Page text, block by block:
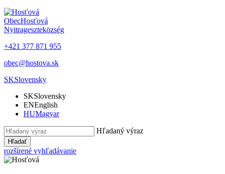
ObecHosťová
Nyitrageszteközség
+421 377 871 955
obec@hostova.sk
SKSlovensky
SKSlovensky
ENEnglish
HUMagyar
Hľadaný výraz
Hľadať
rozšírené vyhľadávanie